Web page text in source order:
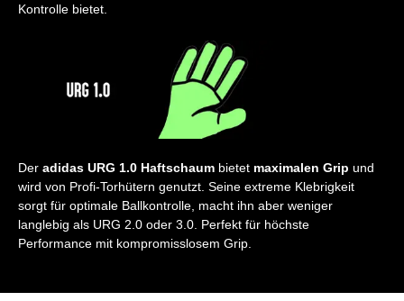
Kontrolle bietet.
Der adidas URG 1.0 Haftschaum bietet maximalen Grip und
wird von Profi-Torhütern genutzt. Seine extreme Klebrigkeit
sorgt für optimale Ballkontrolle, macht ihn aber weniger
langlebig als URG 2.0 oder 3.0. Perfekt für höchste
Performance mit kompromisslosem Grip.